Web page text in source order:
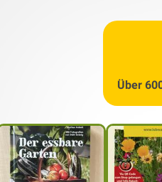
der einen Überschuss an
oder langanhaltenden
für Staunässe in
wenn es zudem in deiner
aber hausgemacht,
Feuchtigkeit kann
zeigen, wie du Staunässe
Garten leben müssen, zeigen
kaufen , die
Über